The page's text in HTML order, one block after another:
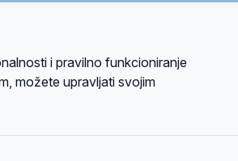
i pravilno funkcioniranje
možete upravljati svojim